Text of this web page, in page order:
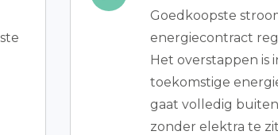
Goedkoopste
energiecontract
Het overstappen is
toekomstige
gaat volledig
zonder elektra te